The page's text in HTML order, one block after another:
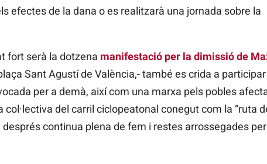
efectes de la dana o es realitzarà una jornada sobre la
fort serà la dotzena manifestació per la dimissió de
Sant Agustí de València,- també es crida a participar
per a demà, així com una marxa pels pobles
col·lectiva del carril ciclopeatonal conegut com la “ruta
continua plena de fem i restes arrossegades per